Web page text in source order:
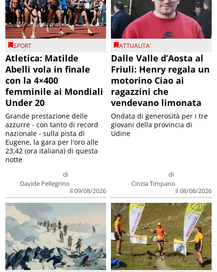
SPORT
Atletica: Matilde
Abelli vola in finale
con la 4×400
femminile ai Mondiali
Under 20
di
Davide Pellegrino
il 09/08/2026
Grande prestazione delle
azzurre - con tanto di record
nazionale - sulla pista di
Eugene, la gara per l'oro alle
23.42 (ora italiana) di questa
notte
ATTUALITA'
Dalle Valle d’Aosta al
Friuli: Henry regala un
motorino Ciao ai
ragazzini che
vendevano limonata
di
Cinzia Timpano
il 08/08/2026
Ondata di generosità per i tre
giovani della provincia di
Udine